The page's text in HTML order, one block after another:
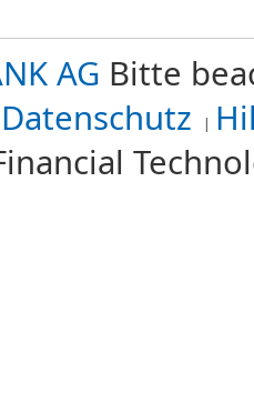
AG Bitte
Datenschutz